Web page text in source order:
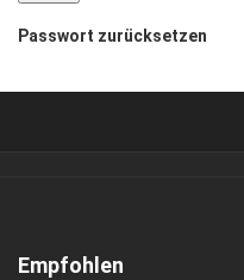
Passwort zurücksetzen
Kontakt, Impressum
Empfohlen